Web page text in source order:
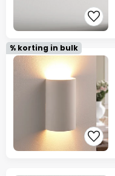
% korting in bulk